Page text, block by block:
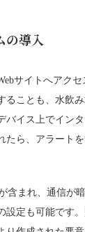
の導入
サイトへアクセ
ることも、水飲
バイス上でイン
たら、アラート
含まれ、通信が
設定も可能です